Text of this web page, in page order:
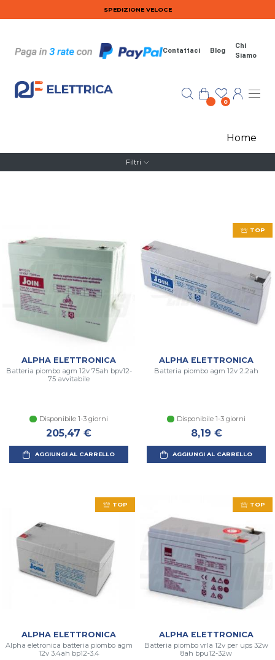
Salta al contenuto principaleSPEDIZIONE VELOCE
Contattaci Blog
Chi
Siamo
0
Home
Filtri
ALPHA ELETTRONICA
Batteria piombo agm 12v 75ah bpv12-
75 avvitabile
Disponibile 1-3 giorni
205,47 €
AGGIUNGI AL CARRELLO
TOP
ALPHA ELETTRONICA
Batteria piombo agm 12v 2.2ah
Disponibile 1-3 giorni
8,19 €
AGGIUNGI AL CARRELLO
TOP
ALPHA ELETTRONICA
Alpha eletronica batteria piombo agm
12v 3.4ah bp12-3.4
TOP
ALPHA ELETTRONICA
Batteria piombo vrla 12v per ups 32w
8ah bpu12-32w